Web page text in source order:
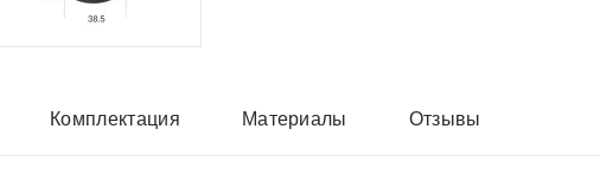
Комплектация Материалы Отзывы